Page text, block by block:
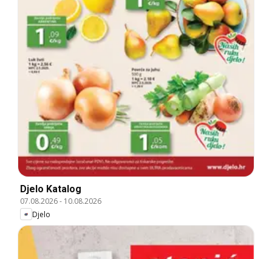
Djelo Katalog
07.08.2026- 10.08.2026
Djelo